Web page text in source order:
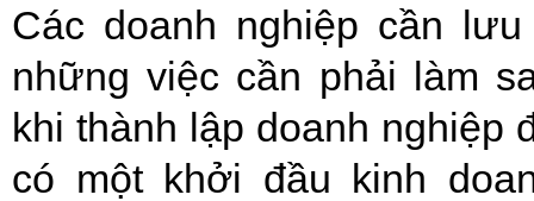
Các doanh nghiệp cần
những việc cần phải làm
khi thành lập doanh nghiệp
có một khởi đầu kinh